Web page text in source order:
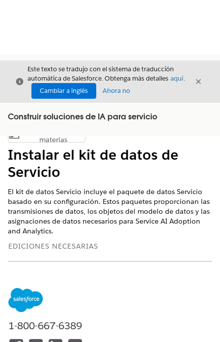
Cerrar
Este texto se tradujo con el sistema de traducción
automática de Salesforce. Obtenga más detalles aquí.
Cambiar a inglés
Ahora no
Cerrar
Construir soluciones de IA para servicio
Mostrar índice de materias
materias
Instalar el kit de datos de
Servicio
El kit de datos Servicio incluye el paquete de datos Servicio
basado en su configuración. Estos paquetes proporcionan las
transmisiones de datos, los objetos del modelo de datos y las
asignaciones de datos necesarios para Service AI Adoption
and Analytics.
EDICIONES NECESARIAS
Instalar el kit de datos de servicio para Adopción de IA de
servicio y Analytics
En primer lugar, instale el kit de datos Servicio.
Configurar datos de servicio en Data 360 para Adopción
de IA de servicio y Analytics
1-800-667-6389